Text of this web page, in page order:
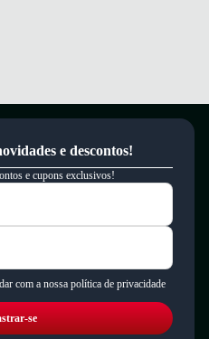
e descontos!
e cupons exclusivos!
com a nossa política de privacidade
se